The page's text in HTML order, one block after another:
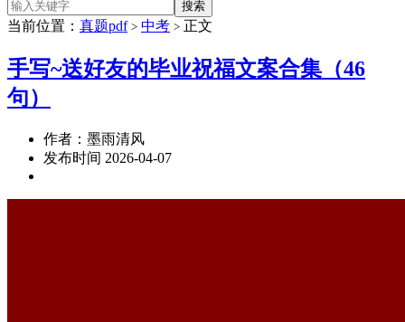
当前位置： 真题pdf > 中考 > 正文
手写~送好友的毕业祝福文案合集（46
句）
作者：墨雨清风
发布时间 2026-04-07